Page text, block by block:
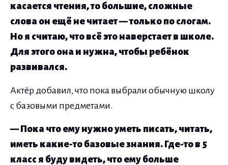
касается чтения, то большие, сложные
слова он ещё не читает — только по слогам.
Но я считаю, что всё это наверстает в школе.
Для этого она и нужна, чтобы ребёнок
развивался.
Актёр добавил, что пока выбрали обычную школу
с базовыми предметами.
— Пока что ему нужно уметь писать, читать,
иметь какие-то базовые знания. Где-то в 5
класс я буду видеть, что ему больше